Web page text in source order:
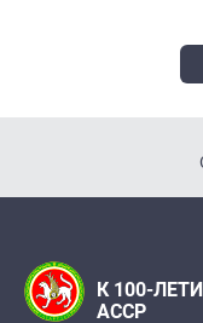
К 100-
АССР